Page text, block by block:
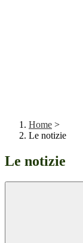
Home >
Le notizie
Le notizie